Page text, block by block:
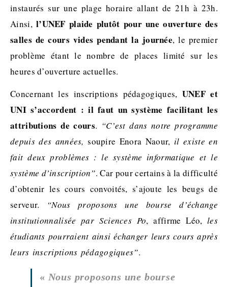
instaurés sur une plage horaire allant de 21h à 23h.
Ainsi, l’UNEF plaide plutôt pour une ouverture des
salles de cours vides pendant la journée, le premier
problème étant le nombre de places limité sur les
heures d’ouverture actuelles.
Concernant les inscriptions pédagogiques, UNEF et
UNI s’accordent : il faut un système facilitant les
attributions de cours. “C’est dans notre programme
depuis des années,soupire Enora Naour, il existe en
fait deux problèmes : le système informatique et le
système d’inscription”. Car pour certains à la difficulté
d’obtenir les cours convoités, s’ajoute les beugs de
serveur. “Nous proposons une bourse d’échange
institutionnalisée par Sciences Po, affirme Léo,les
étudiants pourraient ainsi échanger leurs cours après
leurs inscriptions pédagogiques”.
« Nous proposons une bourse